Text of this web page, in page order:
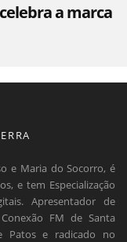
a marca
e Maria do Socorro, é
e tem Especialização
Apresentador de
FM de Santa
Patos e radicado no